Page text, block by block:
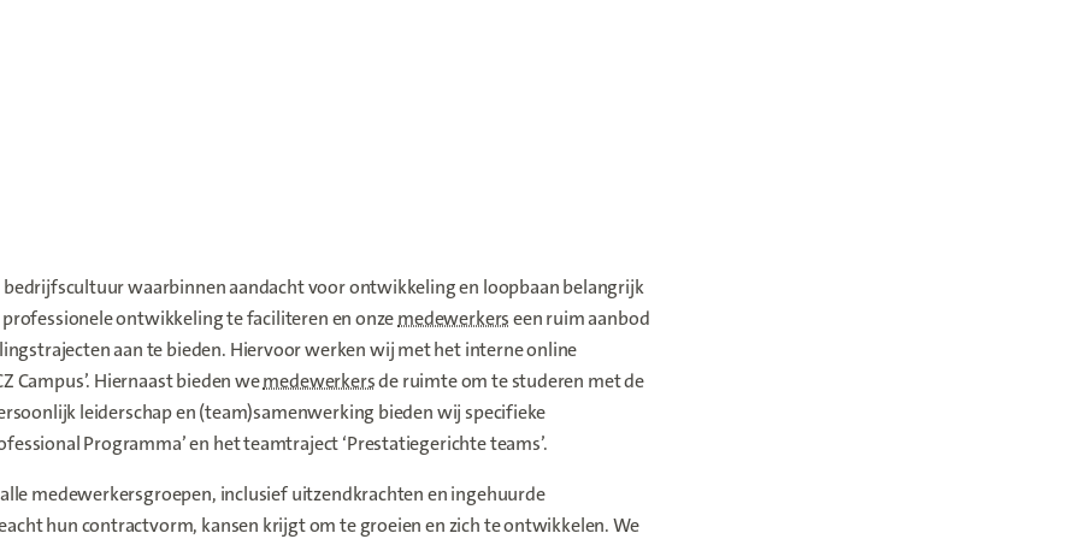
bedrijfscultuur waarbinnen aandacht voor ontwikkeling en loopbaan belangrijk
ontwikkeling te faciliteren en onzemedewerkerseen ruim aanbod
aan te bieden. Hiervoor werken wij met het interne online
Campus’. Hiernaast bieden wemedewerkersde ruimte om te studeren met de
leiderschap en (team)samenwerking bieden wij specifieke
Programma’ en het teamtraject ‘Prestatiegerichte teams’.
medewerkersgroepen, inclusief uitzendkrachten en ingehuurde
hun contractvorm, kansen krijgt om te groeien en zich te ontwikkelen. We